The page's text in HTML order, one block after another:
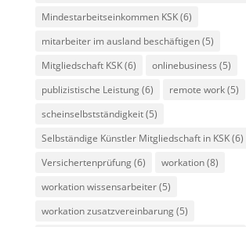
Mindestarbeitseinkommen KSK(6)
mitarbeiter im ausland beschäftigen(5)
Mitgliedschaft KSK(6) onlinebusiness (5)
publizistische Leistung(6) remote work(5)
scheinselbstständigkeit(5)
Selbständige Künstler Mitgliedschaft in KSK(6)
Versichertenprüfung(6) workation(8)
workation wissensarbeiter(5)
workation zusatzvereinbarung(5)